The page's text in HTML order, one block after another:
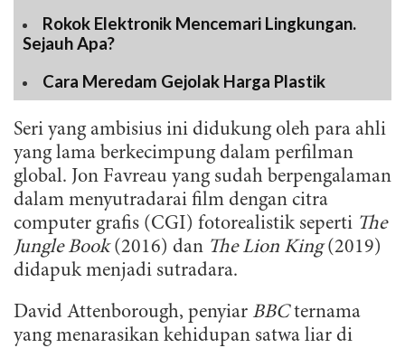
Rokok Elektronik Mencemari Lingkungan.
Sejauh Apa?
Cara Meredam Gejolak Harga Plastik
Seri yang ambisius ini didukung oleh para ahli
yang lama berkecimpung dalam perfilman
global. Jon Favreau yang sudah berpengalaman
dalam menyutradarai film dengan citra
computer grafis (CGI) fotorealistik seperti The
Jungle Book(2016) dan The Lion King(2019)
didapuk menjadi sutradara.
David Attenborough, penyiar BBCternama
yang menarasikan kehidupan satwa liar di